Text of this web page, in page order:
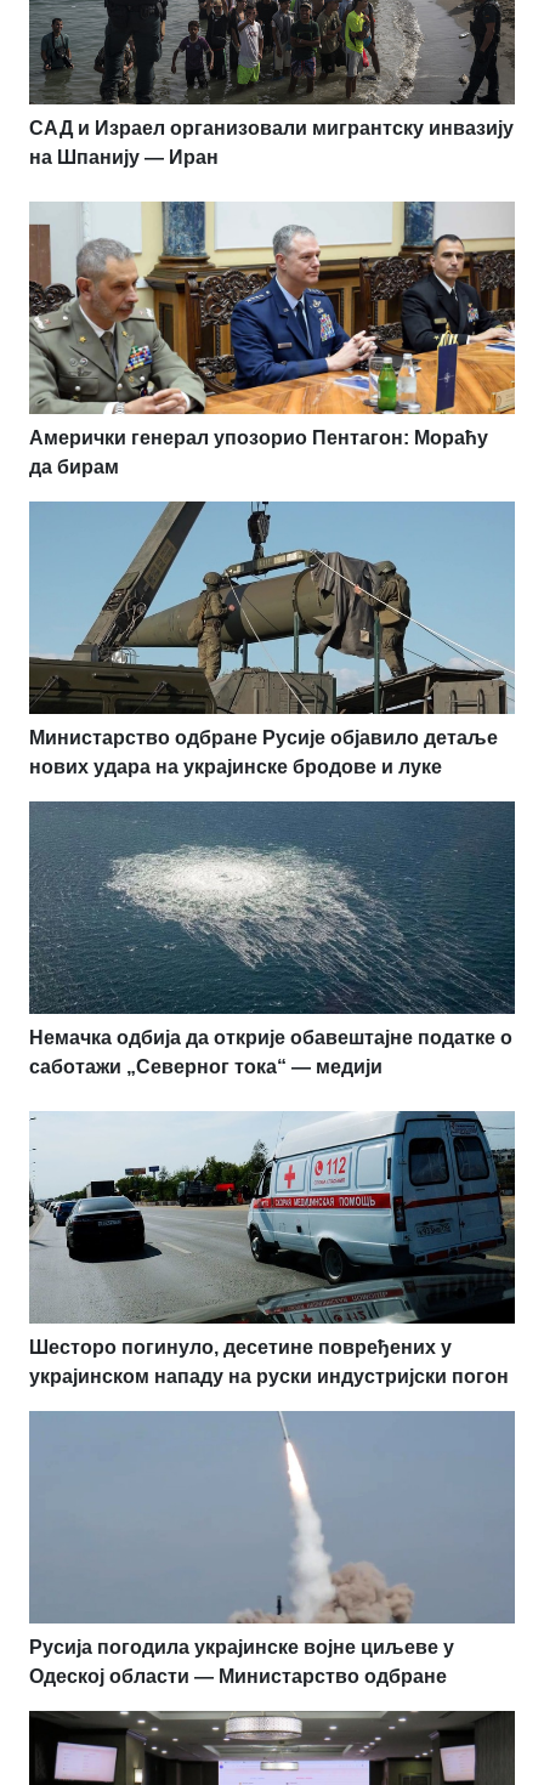
САД и Израел организовали мигрантску инвазију
на Шпанију — Иран
Амерички генерал упозорио Пентагон: Мораћу
да бирам
Министарство одбране Русије објавило детаље
нових удара на украјинске бродове и луке
Немачка одбија да открије обавештајне податке о
саботажи „Северног тока“ — медији
Шесторо погинуло, десетине повређених у
украјинском нападу на руски индустријски погон
Русија погодила украјинске војне циљеве у
Одеској области — Министарство одбране